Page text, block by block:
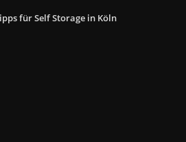
für Self Storage in Köln